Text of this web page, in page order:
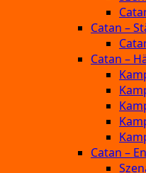
Catan –
Catan –
Catan –